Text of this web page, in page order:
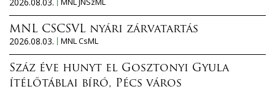
MNL CSCSVL nyári zárvatartás
2026.08.03.
MNL CsML
Száz éve hunyt el Gosztonyi Gyula
ítélőtáblai bíró, Pécs város